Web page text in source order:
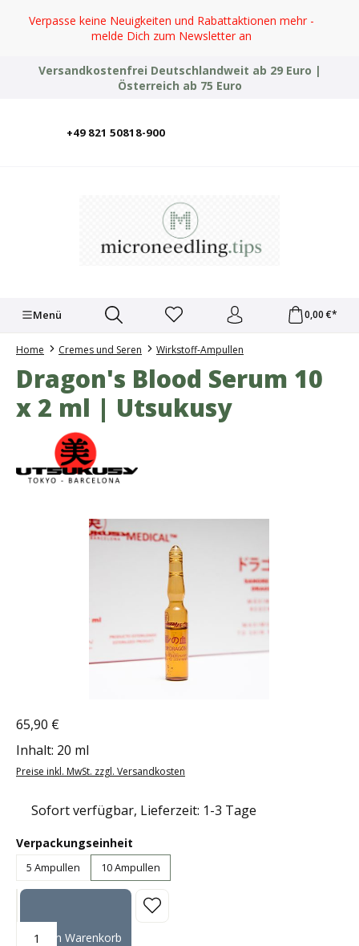
Zum Hauptinhalt springen
Verpasse keine Neuigkeiten und Rabattaktionen mehr -
melde Dich zum Newsletter an
Versandkostenfrei Deutschlandweit ab 29 Euro |
Österreich ab 75 Euro
+49 821 50818-900
Menü 0,00 €*
Home Cremes und Seren Wirkstoff-Ampullen
Dragon's Blood Serum 10
x 2 ml | Utsukusy
Bildergalerie überspringen
Regulärer Preis:
65,90 €
Inhalt: 20 ml
Preise inkl. MwSt. zzgl. Versandkosten
Sofort verfügbar, Lieferzeit: 1-3 Tage
Verpackungseinheit
5 Ampullen 10 Ampullen
Produkt Anzahl: Gib den gewünschten Wert ein oder benutze die
In den Warenkorb